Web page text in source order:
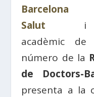
Barcelona
Salut i
acadèmic de
número de la
de Doctors-
presenta a la